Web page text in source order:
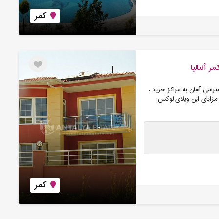
کمر
آنتالیا
کمر
آسان به مراکز خرید ،
مزایای این ویلای لوکس